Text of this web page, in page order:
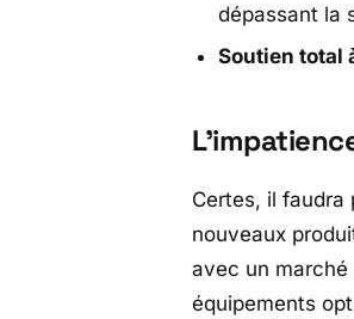
dépassant la
Soutien total
Certes, il faudra
nouveaux
avec un marché
équipements